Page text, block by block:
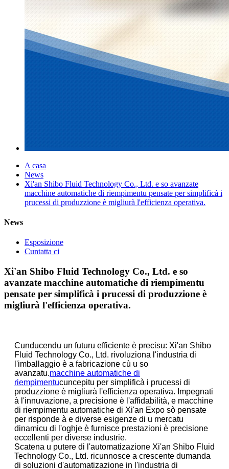
A casa
News
Xi'an Shibo Fluid Technology Co., Ltd. e so avanzate
macchine automatiche di riempimentu pensate per simplificà i
prucessi di produzzione è migliurà l'efficienza operativa.
News
Esposizione
Cuntatta ci
Xi'an Shibo Fluid Technology Co., Ltd. e so
avanzate macchine automatiche di riempimentu
pensate per simplificà i prucessi di produzzione è
migliurà l'efficienza operativa.
Cunducendu un futuru efficiente è precisu: Xi'an Shibo
Fluid Technology Co., Ltd. rivoluziona l'industria di
l'imballaggio è a fabricazione cù u so
avanzatu.macchine automatiche di
riempimentucuncepitu per simplificà i prucessi di
produzzione è migliurà l'efficienza operativa. Impegnati
à l'innuvazione, a precisione è l'affidabilità, e macchine
di riempimentu automatiche di Xi'an Expo sò pensate
per risponde à e diverse esigenze di u mercatu
dinamicu di l'oghje è furnisce prestazioni è precisione
eccellenti per diverse industrie.
Scatena u putere di l'automatizazione Xi'an Shibo Fluid
Technology Co., Ltd. ricunnosce a crescente dumanda
di soluzioni d'automatizazione in l'industria di